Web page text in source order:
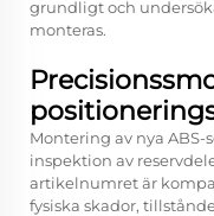
grundligt och
monteras.
Montering av nya
inspektion av
artikelnumret är
fysiska skador,